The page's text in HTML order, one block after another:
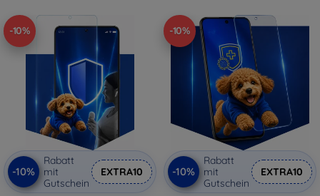
-10%
-10%
Rabatt
mit
Gutschein
EXTRA10
-10%
-10%
Rabatt
mit
Gutschein
EXTRA10